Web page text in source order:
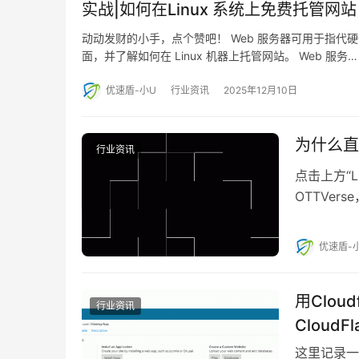
实战|如何在Linux 系统上免费托管网站
动动发财的小手，点个赞吧！ Web 服务器可用于指代
面，并了解如何在 Linux 机器上托管网站。 Web 服务…
优速盾-小U 行业资讯 2025年12月10日
行业资讯 为什么
点击上方
优速盾-
行业资讯
用
这里记录